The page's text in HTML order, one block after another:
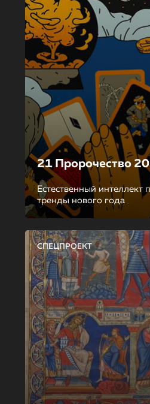
21 Пророчество
Естественный интеллект
тренды нового года
СПЕЦПРОЕКТ